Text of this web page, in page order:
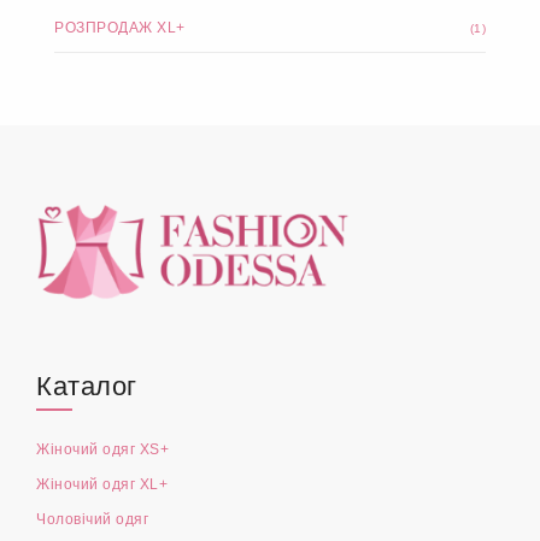
РОЗПРОДАЖ XL+ (1)
Каталог
Жіночий одяг XS+
Жіночий одяг XL+
Чоловічий одяг